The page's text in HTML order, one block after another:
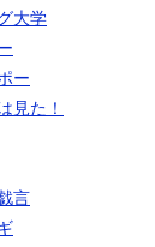
大学
ー
見た！
言